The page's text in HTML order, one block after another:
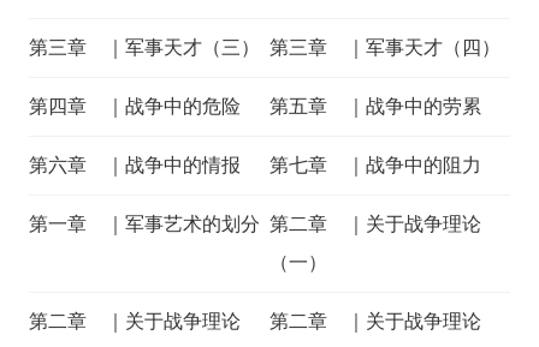
第三章 ｜军事天才（三） 第三章 ｜军事天才（四）
第四章 ｜战争中的危险 第五章 ｜战争中的劳累
第六章 ｜战争中的情报 第七章 ｜战争中的阻力
第一章 ｜军事艺术的划分 第二章 ｜关于战争理论
（一）
第二章 ｜关于战争理论
第二章 ｜关于战争理论